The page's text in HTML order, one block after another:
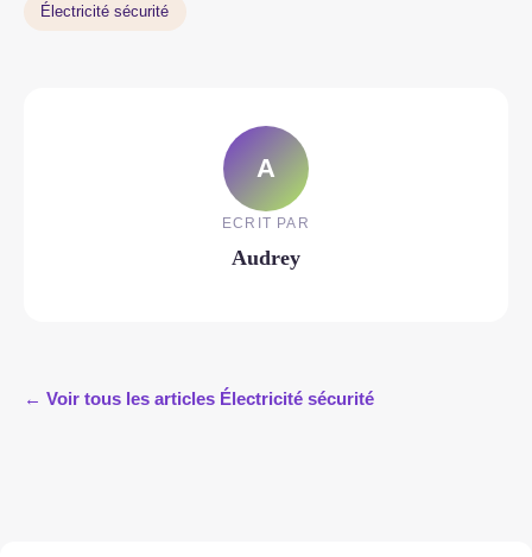
Électricité sécurité
A
ECRIT PAR
Audrey
← Voir tous les articles Électricité sécurité